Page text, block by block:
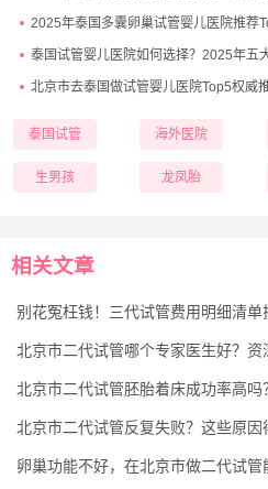
2025年泰国多囊卵巢试管婴儿医院推荐
泰国试管婴儿医院如何选择？2025年五
北京市去泰国做试管婴儿医院Top5权威
泰国试管 海外医院
生男孩 龙凤胎
相关文章
别花冤枉钱！三代试管费用明细清
北京市二代试管哪个专家医生好？
北京市二代试管胚胎着床成功率高
北京市二代试管反复失败？这些原因
卵巢功能不好，在北京市做二代试管